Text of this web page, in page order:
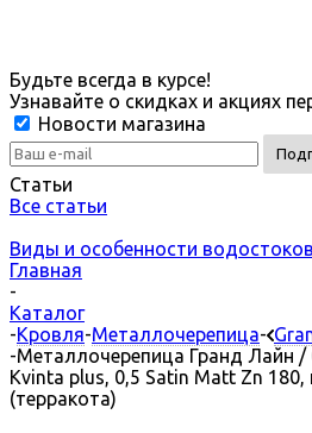
Будьте всегда в курсе!
Узнавайте о скидках и акциях
Новости магазина
Статьи
Все статьи
Виды и особенности водостоков
Главная
-
Каталог
-Кровля-Металлочерепица-
-Металлочерепица Гранд Лайн /
Kvinta plus, 0,5 Satin Matt Zn 180,
(терракота)